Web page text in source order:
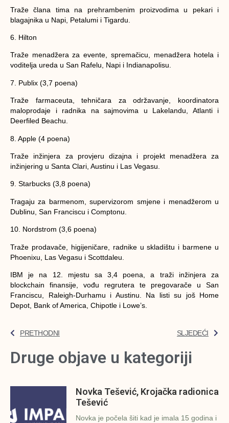
Traže člana tima na prehrambenim proizvodima u pekari i
blagajnika u Napi, Petalumi i Tigardu.
6. Hilton
Traže menadžera za evente, spremačicu, menadžera hotela i
voditelja ureda u San Rafelu, Napi i Indianapolisu.
7. Publix (3,7 poena)
Traže farmaceuta, tehničara za održavanje, koordinatora
maloprodaje i radnika na sajmovima u Lakelandu, Atlanti i
Deerfiled Beachu.
8. Apple (4 poena)
Traže inžinjera za provjeru dizajna i projekt menadžera za
inžinjering u Santa Clari, Austinu i Las Vegasu.
9. Starbucks (3,8 poena)
Tragaju za barmenom, supervizorom smjene i menadžerom u
Dublinu, San Franciscu i Comptonu.
10. Nordstrom (3,6 poena)
Traže prodavače, higijeničare, radnike u skladištu i barmene u
Phoenixu, Las Vegasu i Scottdaleu.
IBM je na 12. mjestu sa 3,4 poena, a traži inžinjera za
blockchain finansije, vođu regrutera te pregovarače u San
Franciscu, Raleigh-Durhamu i Austinu. Na listi su još Home
Depot, Bank of America, Chipotle i Lowe’s.
PRETHODNI SLJEDEĆI
Druge objave u kategoriji
Novka Tešević, Krojačka radionica
Tešević
Novka je počela šiti kad je imala 15 godina i